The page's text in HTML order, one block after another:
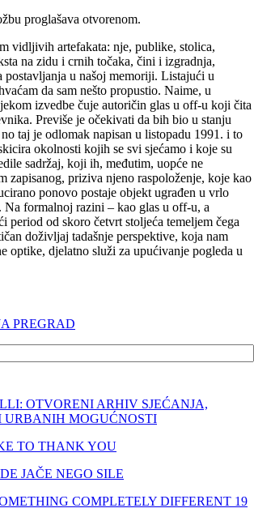
proglašava otvorenom.
vidljivih artefakata: nje, publike, stolica,
na zidu i crnih točaka, čini i izgradnja,
postavljanja u našoj memoriji. Listajući u
da sam nešto propustio. Naime, u
izvedbe čuje autoričin glas u off-u koji čita
Previše je očekivati da bih bio u stanju
taj je odlomak napisan u listopadu 1991. i to
okolnosti kojih se svi sjećamo i koje su
sadržaj, koji ih, međutim, uopće ne
zapisanog, priziva njeno raspoloženje, koje kao
ponovo postaje objekt ugrađen u vrlo
Na formalnoj razini – kao glas u off-u, a
period od skoro četvrt stoljeća temeljem čega
doživljaj tadašnje perspektive, koja nam
optike, djelatno služi za upućivanje pogleda u
PREGRAD
OTVORENI ARHIV SJEĆANJA,
URBANIH MOGUĆNOSTI
TO THANK YOU
JAČE NEGO SILE
COMPLETELY DIFFERENT 19